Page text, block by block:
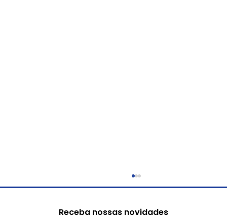
Receba nossas novidades